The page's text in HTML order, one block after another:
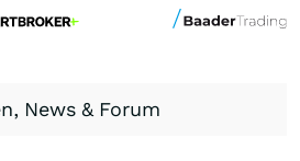
News & Forum